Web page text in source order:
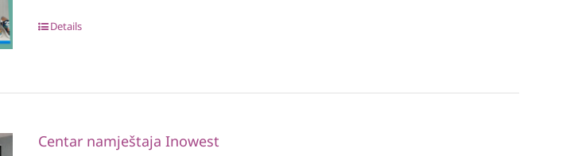
Details
Centar namještaja Inowest